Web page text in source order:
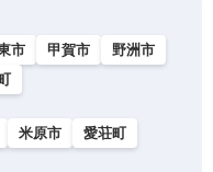
市 甲賀市
野洲市
米原市
愛荘町